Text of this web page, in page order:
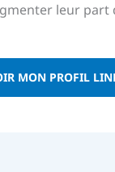
leur part
MON PROFIL